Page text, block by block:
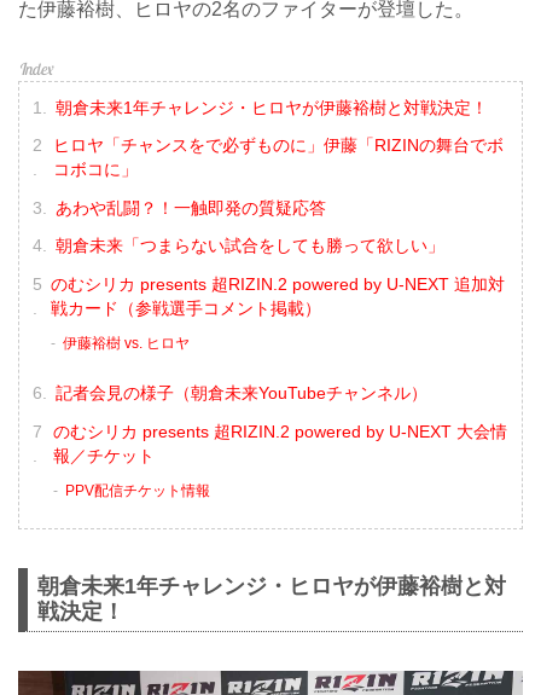
た伊藤裕樹、ヒロヤの2名のファイターが登壇した。
朝倉未来1年チャレンジ・ヒロヤが伊藤裕樹と対戦決定！
ヒロヤ「チャンスをで必ずものに」伊藤「RIZINの舞台でボ
コボコに」
あわや乱闘？！一触即発の質疑応答
朝倉未来「つまらない試合をしても勝って欲しい」
のむシリカ presents 超RIZIN.2 powered by U-NEXT 追加対
戦カード（参戦選手コメント掲載）
伊藤裕樹 vs. ヒロヤ
記者会見の様子（朝倉未来YouTubeチャンネル）
のむシリカ presents 超RIZIN.2 powered by U-NEXT 大会情
報／チケット
PPV配信チケット情報
朝倉未来1年チャレンジ・ヒロヤが伊藤裕樹と対
戦決定！